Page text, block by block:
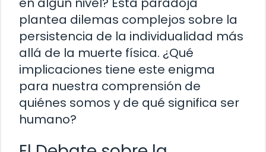
plantea dilemas complejos sobre la
persistencia de la individualidad más
allá de la muerte física. ¿Qué
implicaciones tiene este enigma
para nuestra comprensión de
quiénes somos y de qué significa ser
humano?